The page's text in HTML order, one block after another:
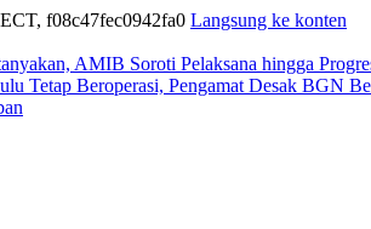
f08c47fec0942fa0 Langsung ke konten
AMIB Soroti Pelaksana hingga
Tetap Beroperasi, Pengamat Desak BGN